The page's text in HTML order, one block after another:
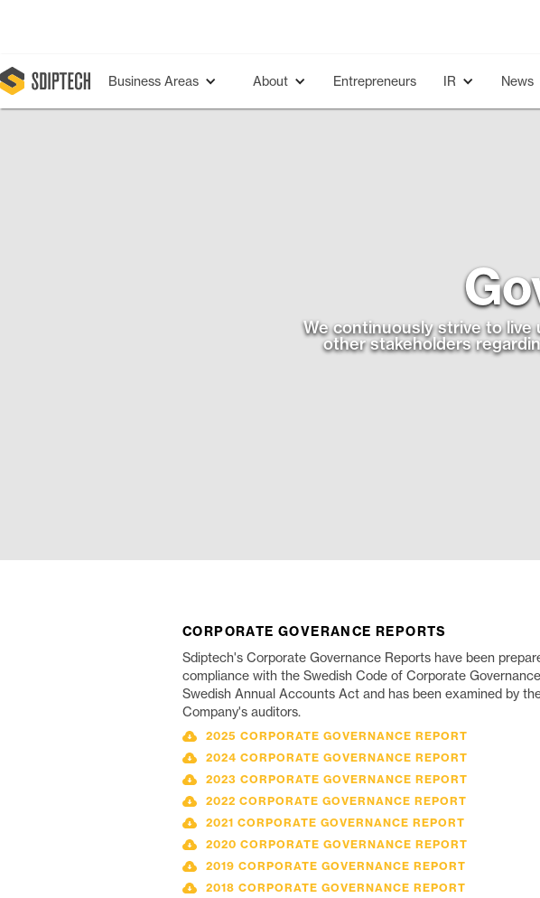
Business Areas About Entrepreneurs IR News
We continuously strive to
other stakeholders
CORPORATE GOVERANCE REPORTS
Sdiptech's Corporate Governance Reports have been
compliance with the Swedish Code of Corporate
Swedish Annual Accounts Act and has been examined by
Company's auditors.
2025 CORPORATE GOVERNANCE REPORT
2024 CORPORATE GOVERNANCE REPORT
2023 CORPORATE GOVERNANCE REPORT
2022 CORPORATE GOVERNANCE REPORT
2021 CORPORATE GOVERNANCE REPORT
2020 CORPORATE GOVERNANCE REPORT
2019 CORPORATE GOVERNANCE REPORT
2018 CORPORATE GOVERNANCE REPORT